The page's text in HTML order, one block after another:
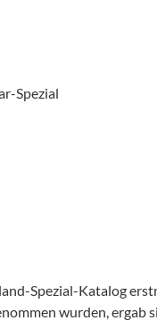
Spezial
Spezial-Katalog
wurden, ergab